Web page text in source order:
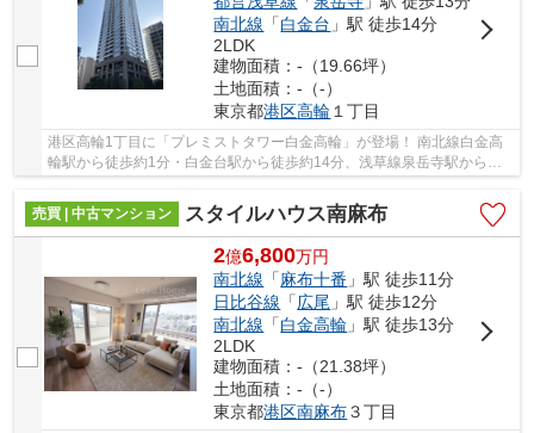
南北線 「白金台 」駅 徒歩14分
2LDK
建物面積：-（19.66坪）
土地面積：-（-）
東京都港区高輪 １丁目
港区高輪1丁目に「プレミストタワー白金高輪」が登場！ 南北線白金高
輪駅から徒歩約1分・白金台駅から徒歩約14分、浅草線泉岳寺駅から徒
歩約13分。 4路線3駅利用可能な大変便利な立地...
売買 | 中古マンション
スタイルハウス南麻布
2億6,800万円
南北線 「麻布十番 」駅 徒歩11分
日比谷線 「広尾 」駅 徒歩12分
南北線 「白金高輪 」駅 徒歩13分
2LDK
建物面積：-（21.38坪）
土地面積：-（-）
東京都港区南麻布３丁目